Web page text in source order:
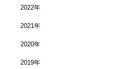
2022年
2021年
2020年
2019年